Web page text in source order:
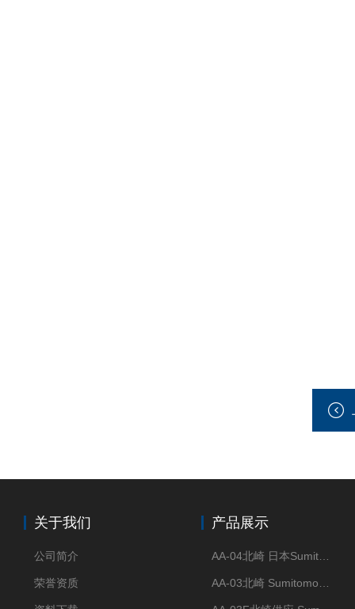
关于我们
公司简介
荣誉资质
产品展示
AA-04北崎 日本Sumitomo住友化学 高纯氧化铝球
AA-03北崎 Sumitomo住友化学 高纯氧化铝球